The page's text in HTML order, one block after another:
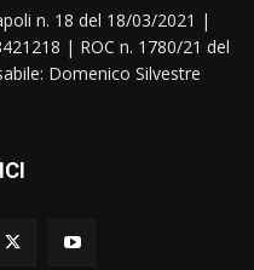
n. 18 del 18/03/2021 |
| ROC n. 1780/21 del
Domenico Silvestre